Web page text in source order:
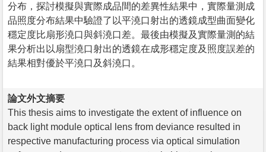
分布，探討模擬與實際成品間的差異性結果中，實際量測成
品照度分布結果中驗證了以平澆口射出的透鏡成型曲面變化
穩定度比扇形澆口與斜澆口差。最後由模擬及實際量測的結
果分析出以扇型澆口射出的透鏡在成形穩定度及照度誤差的
結果相對優於平澆口及斜澆口。
論文外文摘要
This thesis aims to investigate the extent of influence on
back light module optical lens from deviance resulted in
respective manufacturing process via optical simulation